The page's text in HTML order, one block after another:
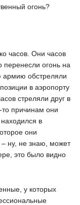
огонь?
часов. Они часов
перенесли огонь на
армию обстреляли
в аэропорту
стреляли друг в
причинам они
в
они
– ну, не знаю, может
это было видно
у которых